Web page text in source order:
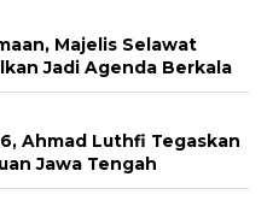
Majelis Selawat
Jadi Agenda Berkala
Ahmad Luthfi Tegaskan
Jawa Tengah